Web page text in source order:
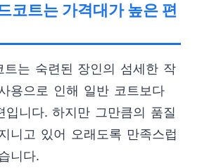
코트는 가격대가 높은 편
트는 숙련된 장인의 섬세한 작
용으로 인해 일반 코트보다
입니다. 하지만 그만큼의 품질
니고 있어 오래도록 만족스럽
니다.